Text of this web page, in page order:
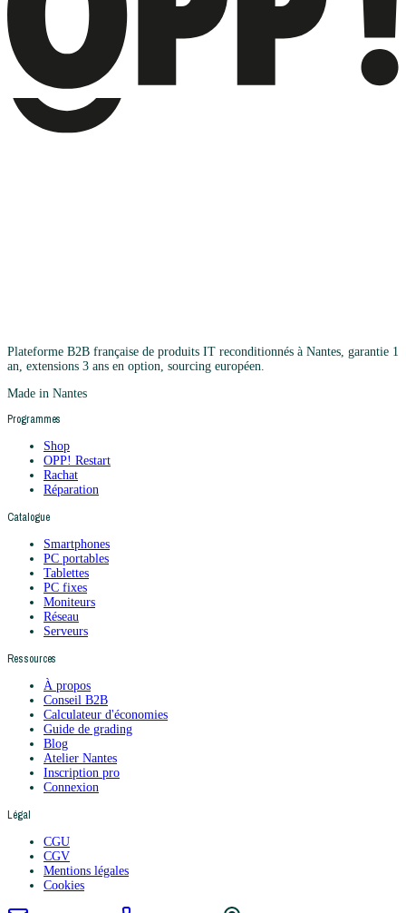
Plateforme B2B française de produits IT reconditionnés à Nantes, garantie 1
an, extensions 3 ans en option, sourcing européen.
Made in Nantes
Programmes
Shop
OPP! Restart
Rachat
Réparation
Catalogue
Smartphones
PC portables
Tablettes
PC fixes
Moniteurs
Réseau
Serveurs
Ressources
À propos
Conseil B2B
Calculateur d'économies
Guide de grading
Blog
Atelier Nantes
Inscription pro
Connexion
Légal
CGU
CGV
Mentions légales
Cookies